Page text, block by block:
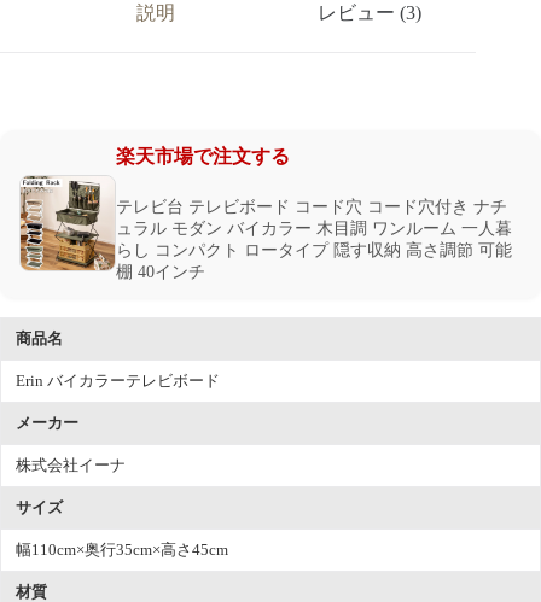
説明 レビュー (3)
楽天市場で注文する
テレビ台 テレビボード コード穴 コード穴付き ナチ
ュラル モダン バイカラー 木目調 ワンルーム 一人暮
らし コンパクト ロータイプ 隠す収納 高さ調節 可能
棚 40インチ
商品名
Erin バイカラーテレビボード
メーカー
株式会社イーナ
サイズ
幅110cm×奥行35cm×高さ45cm
材質